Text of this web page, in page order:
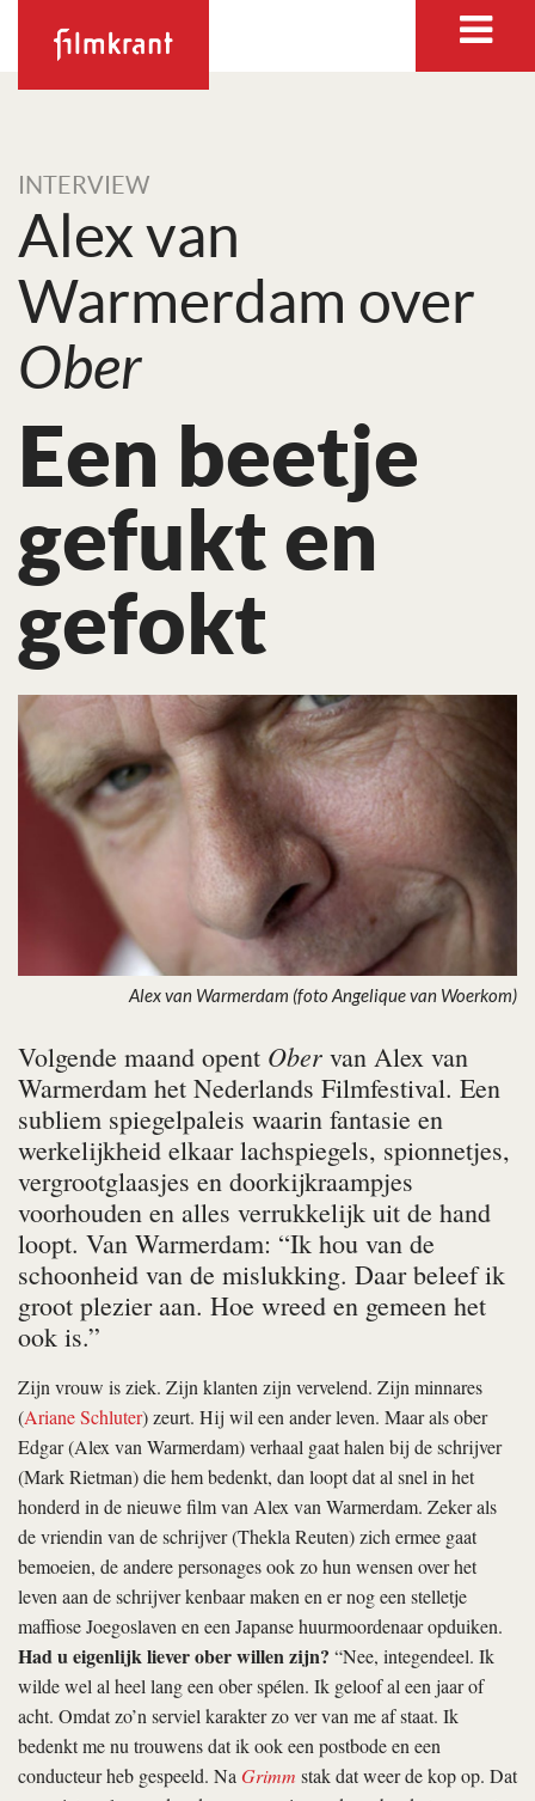
INTERVIEW
Alex van
Warmerdam over
Ober
Een beetje
gefukt en
gefokt
Alex van Warmerdam (foto Angelique van Woerkom)
Volgende maand opent Ober van Alex van
Warmerdam het Nederlands Filmfestival. Een
subliem spiegelpaleis waarin fantasie en
werkelijkheid elkaar lachspiegels, spionnetjes,
vergrootglaasjes en doorkijkraampjes
voorhouden en alles verrukkelijk uit de hand
loopt. Van Warmerdam: “Ik hou van de
schoonheid van de mislukking. Daar beleef ik
groot plezier aan. Hoe wreed en gemeen het
ook is.”
Zijn vrouw is ziek. Zijn klanten zijn vervelend. Zijn minnares
(Ariane Schluter) zeurt. Hij wil een ander leven. Maar als ober
Edgar (Alex van Warmerdam) verhaal gaat halen bij de schrijver
(Mark Rietman) die hem bedenkt, dan loopt dat al snel in het
honderd in de nieuwe film van Alex van Warmerdam. Zeker als
de vriendin van de schrijver (Thekla Reuten) zich ermee gaat
bemoeien, de andere personages ook zo hun wensen over het
leven aan de schrijver kenbaar maken en er nog een stelletje
maffiose Joegoslaven en een Japanse huurmoordenaar opduiken.
Had u eigenlijk liever ober willen zijn? “Nee, integendeel. Ik
wilde wel al heel lang een ober spélen. Ik geloof al een jaar of
acht. Omdat zo’n serviel karakter zo ver van me af staat. Ik
bedenkt me nu trouwens dat ik ook een postbode en een
conducteur heb gespeeld. NaGrimm stak dat weer de kop op. Dat